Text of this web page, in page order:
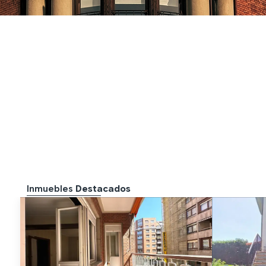
Inmuebles Destacados